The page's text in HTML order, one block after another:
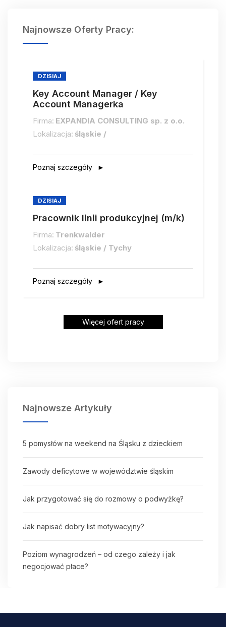
Najnowsze Oferty Pracy:
DZISIAJ
Key Account Manager / Key
Account Managerka
Firma: EXPANDIA CONSULTING sp. z o.o.
Lokalizacja: śląskie /
Poznaj szczegóły
DZISIAJ
Pracownik linii produkcyjnej (m/k)
Firma: Trenkwalder
Lokalizacja: śląskie / Tychy
Poznaj szczegóły
Więcej ofert pracy
Najnowsze Artykuły
5 pomysłów na weekend na Śląsku z dzieckiem
Zawody deficytowe w województwie śląskim
Jak przygotować się do rozmowy o podwyżkę?
Jak napisać dobry list motywacyjny?
Poziom wynagrodzeń – od czego zależy i jak
negocjować płace?